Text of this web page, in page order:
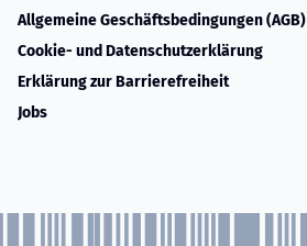
Allgemeine Geschäftsbedingungen (AGB)
Cookie- und Datenschutzerklärung
Erklärung zur Barrierefreiheit
Jobs